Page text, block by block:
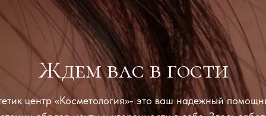
Ждем вас в гости
центр «Косметология»- это ваш надежный